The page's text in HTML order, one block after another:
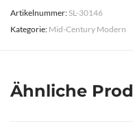
Artikelnummer: SL-30146
Kategorie: Mid-Century Modern
Ähnliche